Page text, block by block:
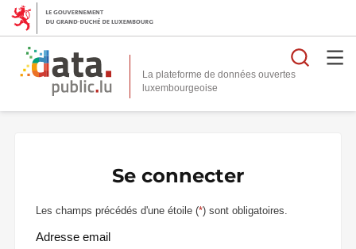
La plateforme de données ouvertes
Se connecter
Les champs précédés d'une étoile (*) sont obligatoires.
Adresse email